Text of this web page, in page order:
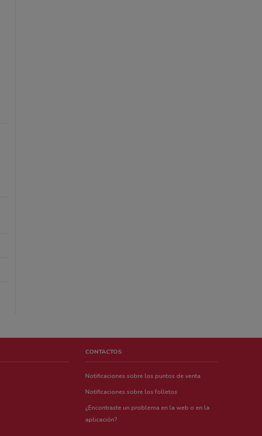
CONTACTOS
Notificaciones sobre los puntos de venta
Notificaciones sobre los folletos
¿Encontraste un problema en la web o en la
aplicación?